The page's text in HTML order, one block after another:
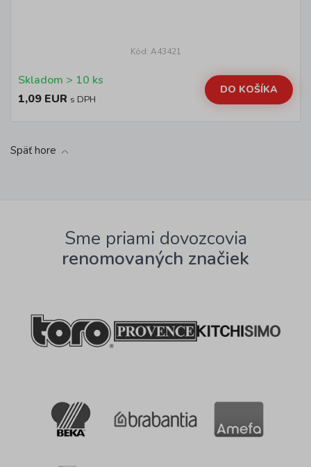
Kód: A43421
Skladom > 10 ks
1,09 EUR s DPH
DO KOŠÍKA
Späť hore
Sme priami dovozcovia
renomovaných značiek